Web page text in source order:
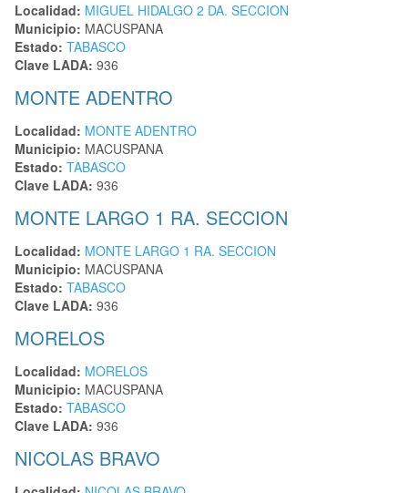
Localidad: MIGUEL HIDALGO 2 DA. SECCION
Municipio: MACUSPANA
Estado: TABASCO
Clave LADA: 936
MONTE ADENTRO
Localidad: MONTE ADENTRO
Municipio: MACUSPANA
Estado: TABASCO
Clave LADA: 936
MONTE LARGO 1 RA. SECCION
Localidad: MONTE LARGO 1 RA. SECCION
Municipio: MACUSPANA
Estado: TABASCO
Clave LADA: 936
MORELOS
Localidad: MORELOS
Municipio: MACUSPANA
Estado: TABASCO
Clave LADA: 936
NICOLAS BRAVO